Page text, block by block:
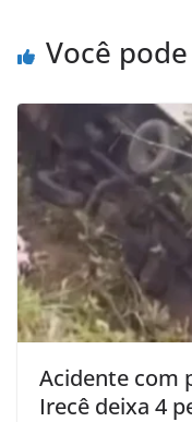
Você
Acidente com
Irecê deixa 4